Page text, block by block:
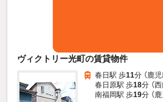
ヴィクトリー光町の賃貸物件
春日駅 歩11分 （鹿児
春日原駅 歩18分 （
南福岡駅 歩19分 （